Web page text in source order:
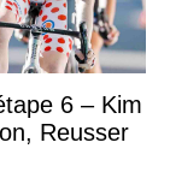
6 – Kim
Reusser